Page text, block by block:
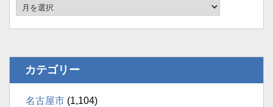
カテゴリー
名古屋市 (1,104)